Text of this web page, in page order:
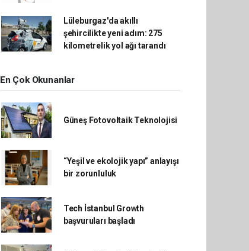
Lüleburgaz'da akıllı
şehircilikte yeni adım: 275
kilometrelik yol ağı tarandı
En Çok Okunanlar
Güneş Fotovoltaik Teknolojisi
“Yeşil ve ekolojik yapı” anlayışı
bir zorunluluk
Tech İstanbul Growth
başvuruları başladı